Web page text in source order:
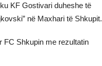
KF Gostivari duheshe të
në Maxhari të Shkupit.
FC Shkupin me rezultatin